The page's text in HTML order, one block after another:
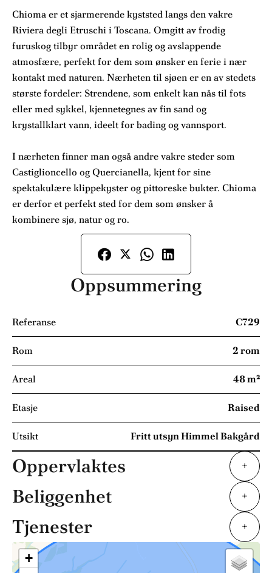
Chioma er et sjarmerende kyststed langs den vakre
Riviera degli Etruschi i Toscana. Omgitt av frodig
furuskog tilbyr området en rolig og avslappende
atmosfære, perfekt for dem som ønsker en ferie i nær
kontakt med naturen. Nærheten til sjøen er en av stedets
største fordeler: Strendene, som enkelt kan nås til fots
eller med sykkel, kjennetegnes av fin sand og
krystallklart vann, ideelt for bading og vannsport.
I nærheten finner man også andre vakre steder som
Castiglioncello og Quercianella, kjent for sine
spektakulære klippekyster og pittoreske bukter. Chioma
er derfor et perfekt sted for dem som ønsker å
kombinere sjø, natur og ro.
Oppsummering
Referanse C729
Rom 2 rom
Areal 48 m²
Etasje Raised
Utsikt Fritt utsyn Himmel Bakgård
Oppervlaktes +
Beliggenhet +
Tjenester +
+